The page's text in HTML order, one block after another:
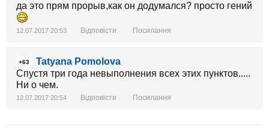
да это прям прорыв,как он додумался? просто гений
12.07.2017 20:53 Відповісти Посилання
+63
Tatyana Pomolova
Спустя три года невыполнения всех этих пунктов.....
Ни о чем.
12.07.2017 20:54 Відповісти Посилання